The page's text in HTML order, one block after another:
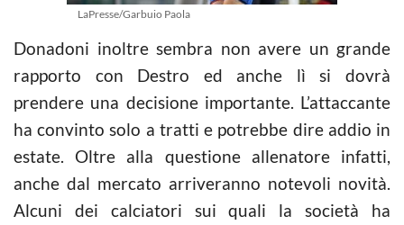
LaPresse/Garbuio Paola
Donadoni inoltre sembra non avere un grande
rapporto con Destro ed anche lì si dovrà
prendere una decisione importante. L’attaccante
ha convinto solo a tratti e potrebbe dire addio in
estate. Oltre alla questione allenatore infatti,
anche dal mercato arriveranno notevoli novità.
Alcuni dei calciatori sui quali la società ha